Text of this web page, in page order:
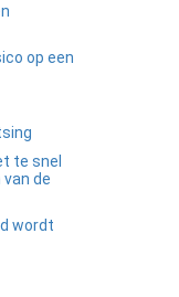
op een
te snel
de
wordt